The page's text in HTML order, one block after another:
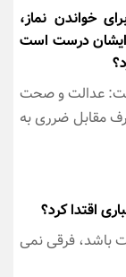
خواندن نماز،
ایشان درست است
عدالت و صحت
مقابل ضرری به
اقتدا کرد؟
باشد، فرقی نمی